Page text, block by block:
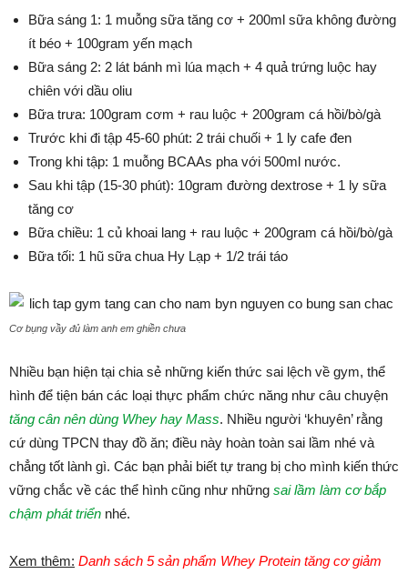
Bữa sáng 1: 1 muỗng sữa tăng cơ + 200ml sữa không đường
ít béo + 100gram yến mạch
Bữa sáng 2: 2 lát bánh mì lúa mạch + 4 quả trứng luộc hay
chiên với dầu oliu
Bữa trưa: 100gram cơm + rau luộc + 200gram cá hồi/bò/gà
Trước khi đi tập 45-60 phút: 2 trái chuối + 1 ly cafe đen
Trong khi tập: 1 muỗng BCAAs pha với 500ml nước.
Sau khi tập (15-30 phút): 10gram đường dextrose + 1 ly sữa
tăng cơ
Bữa chiều: 1 củ khoai lang + rau luộc + 200gram cá hồi/bò/gà
Bữa tối: 1 hũ sữa chua Hy Lạp + 1/2 trái táo
Cơ bụng vầy đủ làm anh em ghiền chưa
Nhiều bạn hiện tại chia sẻ những kiến thức sai lệch về gym, thể
hình để tiện bán các loại thực phẩm chức năng như câu chuyện
tăng cân nên dùng Whey hay Mass. Nhiều người ‘khuyên’ rằng
cứ dùng TPCN thay đồ ăn; điều này hoàn toàn sai lầm nhé và
chẳng tốt lành gì. Các bạn phải biết tự trang bị cho mình kiến thức
vững chắc về các thể hình cũng như những sai lầm làm cơ bắp
chậm phát triển nhé.
Xem thêm: Danh sách 5 sản phẩm Whey Protein tăng cơ giảm